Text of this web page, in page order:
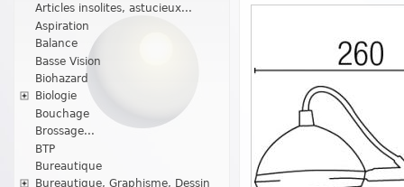
Articles insolites, astucieux...
Aspiration
Balance
Basse Vision
Biohazard
Biologie
Bouchage
Brossage...
BTP
Bureautique
Bureautique, Graphisme, Dessin